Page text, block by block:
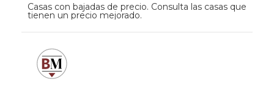
Casas con bajadas de precio. Consulta las casas que
tienen un precio mejorado.